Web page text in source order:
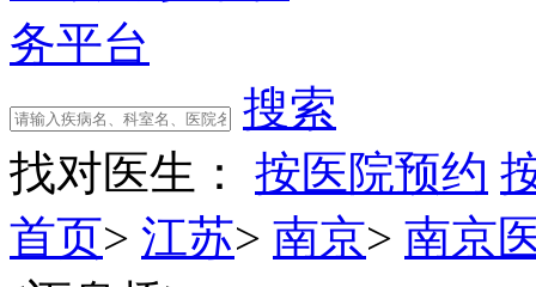
搜索
找对医生：
按医院预约
首页> 江苏> 南京> 南京